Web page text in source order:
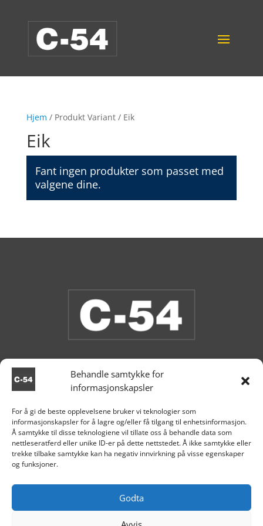
Behandle samtykke for
informasjonskapsler
For å gi de beste opplevelsene bruker vi teknologier som
informasjonskapsler for å lagre og/eller få tilgang til enhetsinformasjon.
Å samtykke til disse teknologiene vil tillate oss å behandle data som
nettleseratferd eller unike ID-er på dette nettstedet. Å ikke samtykke eller
trekke tilbake samtykke kan ha negativ innvirkning på visse egenskaper
og funksjoner.
Godta
Hjem / Produkt Variant / Eik
Eik
Fant ingen produkter som passet med
valgene dine.

Aksdal

+47 995 81 519
 post@c54.no
Org nr. 915 859 313